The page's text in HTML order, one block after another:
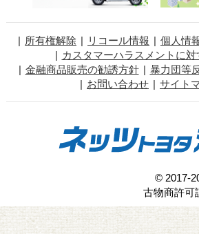
所有権解除 リコール情報
個人情
カスタマーハラスメントに
金融商品販売の勧誘方針
暴力団等
お問い合わせ
サイト
© 2017-
古物商許可